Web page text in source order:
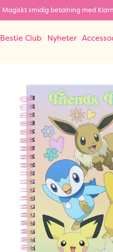
Magiskt smidig betalning med
Bestie Club Nyheter